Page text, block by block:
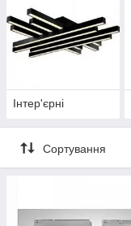
Інтер'єрні
Сортування